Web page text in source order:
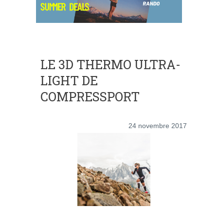
LE 3D THERMO ULTRA-
LIGHT DE
COMPRESSPORT
24 novembre 2017